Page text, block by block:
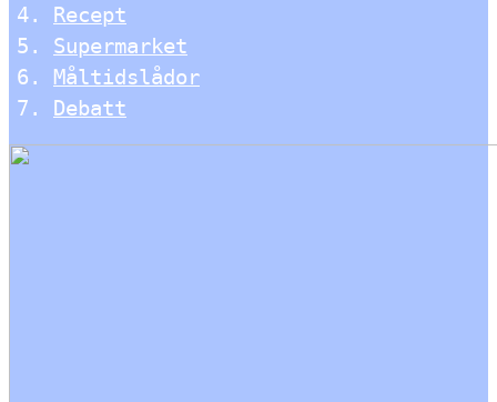
Recept
Supermarket
Måltidslådor
Debatt